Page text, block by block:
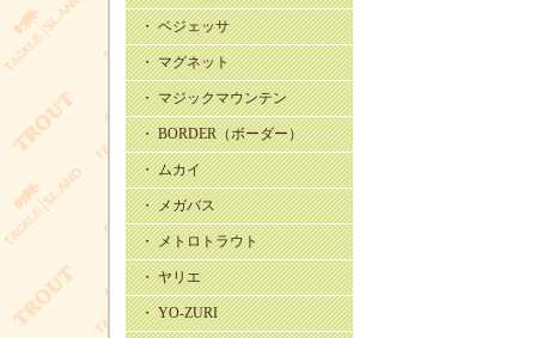
・ ベジェッサ
・ マグネット
・ マジックマウンテン
・ BORDER（ボーダー）
・ ムカイ
・ メガバス
・ メトロトラウト
・ ヤリエ
・ YO-ZURI